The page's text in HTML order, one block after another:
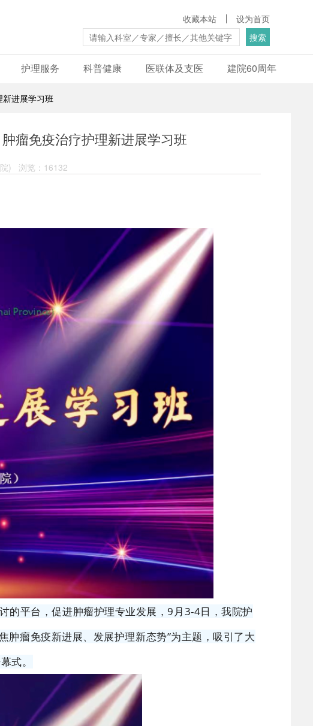
设为首页
收藏本站
搜索
护理服务 科普健康 医联体及支医 建院60周年
进展学习班
瘤免疫治疗护理新进展学习班
) 浏览：16132
的平台，促进肿瘤护理专业发展，9月3-4日，我院护
瘤免疫新进展、发展护理新态势”为主题，吸引了大
式。